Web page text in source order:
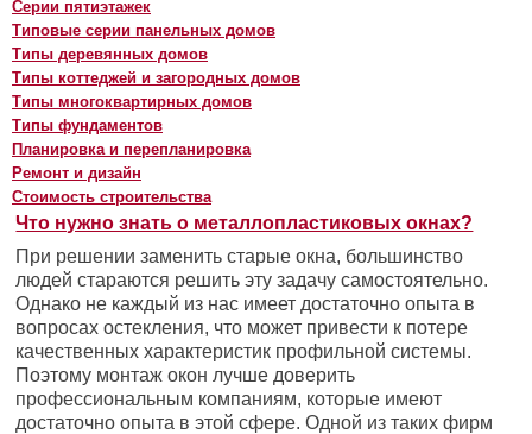
Серии пятиэтажек
Типовые серии панельных домов
Типы деревянных домов
Типы коттеджей и загородных домов
Типы многоквартирных домов
Типы фундаментов
Планировка и перепланировка
Ремонт и дизайн
Стоимость строительства
Что нужно знать о металлопластиковых окнах?
При решении заменить старые окна, большинство
людей стараются решить эту задачу самостоятельно.
Однако не каждый из нас имеет достаточно опыта в
вопросах остекления, что может привести к потере
качественных характеристик профильной системы.
Поэтому монтаж окон лучше доверить
профессиональным компаниям, которые имеют
достаточно опыта в этой сфере. Одной из таких фирм